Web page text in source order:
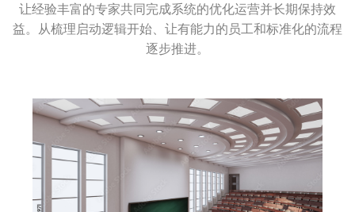
让经验丰富的专家共同完成系统的优化运营并长期保持效
益。从梳理启动逻辑开始、让有能力的员工和标准化的流程
逐步推进。